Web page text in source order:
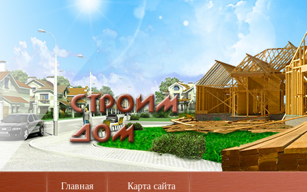
Главная Карта сайта